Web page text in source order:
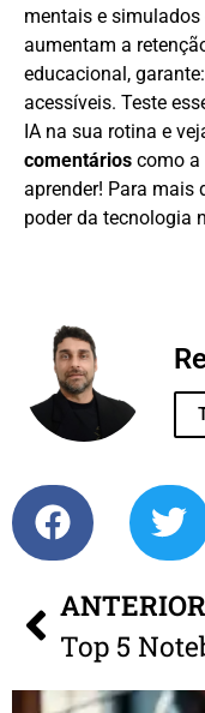
mentais e
aumentam a
educacional,
acessíveis. Teste
IA na sua rotina e
comentários como a
aprender! Para mais
poder da tecnologia
ANTERIOR